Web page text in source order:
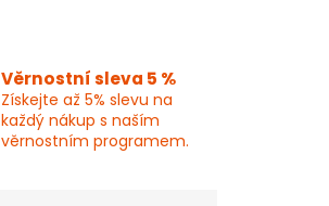
Věrnostní sleva 5 %
Získejte až 5% slevu na
každý nákup s naším
věrnostním programem.